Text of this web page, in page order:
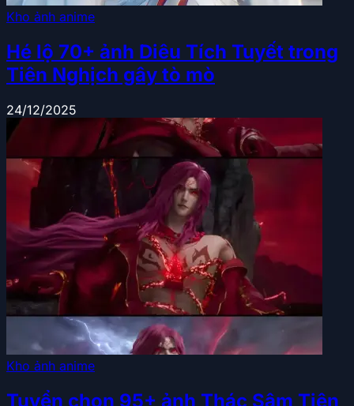
Kho ảnh anime
Hé lộ 70+ ảnh Diêu Tích Tuyết trong
Tiên Nghịch gây tò mò
24/12/2025
Kho ảnh anime
Tuyển chọn 95+ ảnh Thác Sâm Tiên